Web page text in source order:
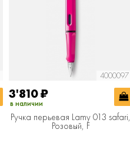
4000097
3'810₽
в наличии
Ручка перьевая Lamy 013 safari,
Розовый, F